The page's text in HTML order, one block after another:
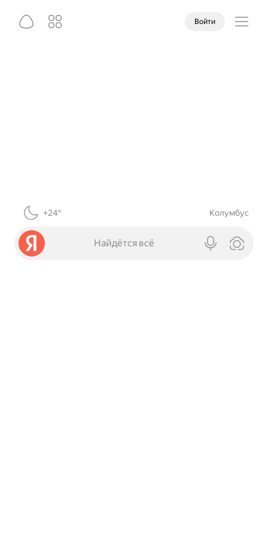
Войти
+24° Колумбус
Найдётся всё